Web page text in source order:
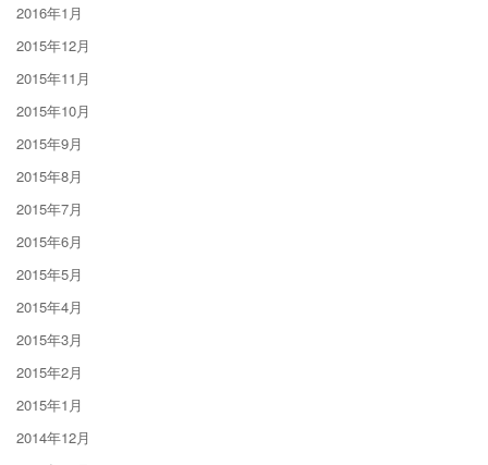
2016年1月
2015年12月
2015年11月
2015年10月
2015年9月
2015年8月
2015年7月
2015年6月
2015年5月
2015年4月
2015年3月
2015年2月
2015年1月
2014年12月